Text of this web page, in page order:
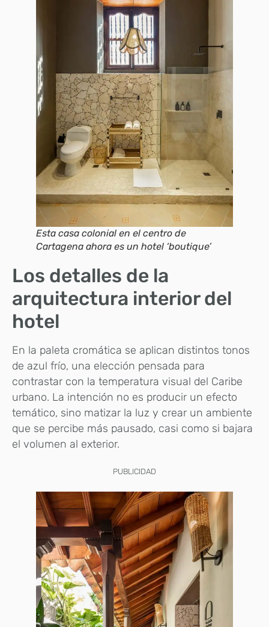
Esta casa colonial en el centro de
Cartagena ahora es un hotel ‘boutique’
Los detalles de la
arquitectura interior del
hotel
En la paleta cromática se aplican distintos tonos
de azul frío, una elección pensada para
contrastar con la temperatura visual del Caribe
urbano. La intención no es producir un efecto
temático, sino matizar la luz y crear un ambiente
que se percibe más pausado, casi como si bajara
el volumen al exterior.
PUBLICIDAD